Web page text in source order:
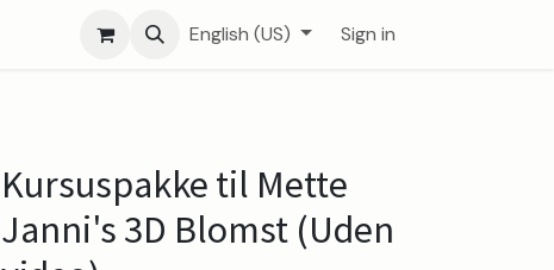
English (US) Sign in
Kursuspakke til Mette
Janni's 3D Blomst (Uden